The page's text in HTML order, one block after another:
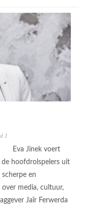
1
Eva Jinek voert
de hoofdrolspelers uit
en
media, cultuur,
Jaïr Ferwerda